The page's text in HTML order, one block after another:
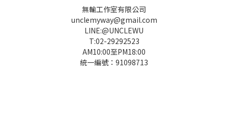
無輸工作室有限公司
unclemyway@gmail.com
LINE:@UNCLEWU
T:02-29292523
AM10:00至PM18:00
統一編號：91098713